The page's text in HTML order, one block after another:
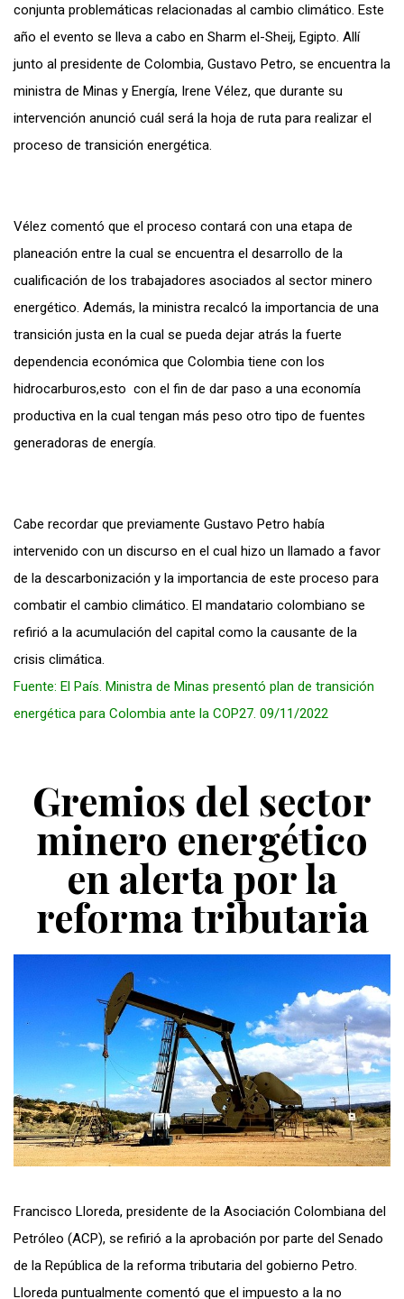
conjunta problemáticas relacionadas al cambio climático. Este
año el evento se lleva a cabo en Sharm el-Sheij, Egipto. Allí
junto al presidente de Colombia, Gustavo Petro, se encuentra la
ministra de Minas y Energía, Irene Vélez, que durante su
intervención anunció cuál será la hoja de ruta para realizar el
proceso de transición energética.
Vélez comentó que el proceso contará con una etapa de
planeación entre la cual se encuentra el desarrollo de la
cualificación de los trabajadores asociados al sector minero
energético. Además, la ministra recalcó la importancia de una
transición justa en la cual se pueda dejar atrás la fuerte
dependencia económica que Colombia tiene con los
hidrocarburos,esto con el fin de dar paso a una economía
productiva en la cual tengan más peso otro tipo de fuentes
generadoras de energía.
Cabe recordar que previamente Gustavo Petro había
intervenido con un discurso en el cual hizo un llamado a favor
de la descarbonización y la importancia de este proceso para
combatir el cambio climático. El mandatario colombiano se
refirió a la acumulación del capital como la causante de la
crisis climática.
Fuente: El País. Ministra de Minas presentó plan de transición
energética para Colombia ante la COP27. 09/11/2022
Gremios del sector
minero energético
en alerta por la
reforma tributaria
Francisco Lloreda, presidente de la Asociación Colombiana del
Petróleo (ACP), se refirió a la aprobación por parte del Senado
de la República de la reforma tributaria del gobierno Petro.
Lloreda puntualmente comentó que el impuesto a la no